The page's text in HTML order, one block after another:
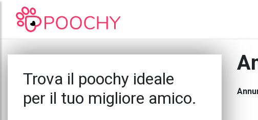
Trova il poochy ideale
per il tuo migliore amico.